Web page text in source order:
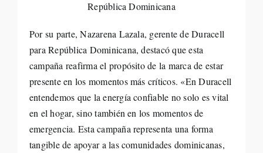
República Dominicana
Por su parte, Nazarena Lazala, gerente de Duracell
para República Dominicana, destacó que esta
campaña reafirma el propósito de la marca de estar
presente en los momentos más críticos. «En Duracell
entendemos que la energía confiable no solo es vital
en el hogar, sino también en los momentos de
emergencia. Esta campaña representa una forma
tangible de apoyar a las comunidades dominicanas,